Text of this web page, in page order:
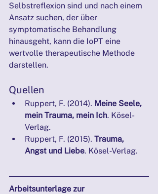
Selbstreflexion sind und nach einem
Ansatz suchen, der über
symptomatische Behandlung
hinausgeht, kann die IoPT eine
wertvolle therapeutische Methode
darstellen.
Quellen
Ruppert, F. (2014). Meine Seele,
mein Trauma, mein Ich. Kösel-
Verlag.
Ruppert, F. (2015). Trauma,
Angst und Liebe. Kösel-Verlag.
Arbeitsunterlage zur